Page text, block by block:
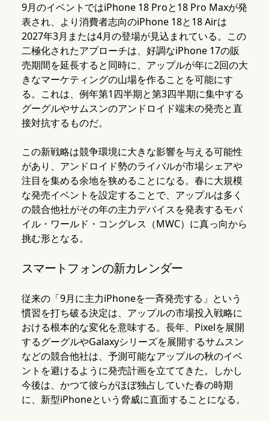
9月のイベントではiPhone 18 Proと18 Pro Maxが発
表され、より消費者志向のiPhone 18と18 Airは
2027年3月または4月の登場が見込まれている。この
二極化されたアプローチは、好調なiPhone 17の販
売期間を延長すると同時に、アップルが年に2回の大
きなマーケティングの山場を作ることを可能にす
る。これは、例年第1四半期と第3四半期に集中する
グーグルやサムスンのアンドロイド端末の発売と直
接対抗するものだ。
この新戦略は競争環境に大きな影響を与える可能性
があり、アンドロイド勢のライバルが市場シェアや
注目を集める余地を狭めることになる。春に大規模
な発売イベントを設定することで、アップルは多く
の競合他社がその年の主力デバイスを発表するモバ
イル・ワールド・コングレス（MWC）に真っ向から
挑む形となる。
スマートフォンの新カレンダー
従来の「9月に主力iPhoneを一斉発売する」という
慣習を打ち破る決定は、アップルの市場投入戦略に
おける根本的な変化を意味する。長年、Pixelを展開
するグーグルやGalaxyシリーズを展開するサムスン
などの競合他社は、予測可能なアップルの秋のイベ
ントを避けるように発売計画を立ててきた。しかし
今後は、かつて彼らがほぼ独占していた春の時期
に、新型iPhoneという脅威に直面することになる。